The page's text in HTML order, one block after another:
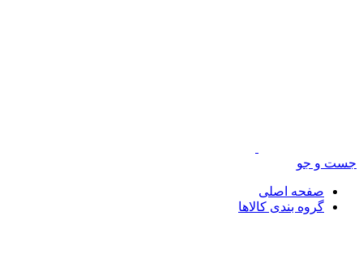
جست و جو
صفحه اصلی
گروه بندی کالاها